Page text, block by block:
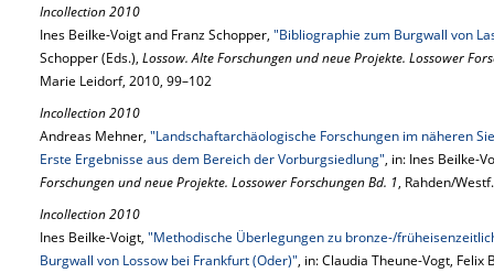
Incollection 2010
Ines Beilke-Voigt and Franz Schopper, "Bibliographie zum Burgwall von
Schopper (Eds.), Lossow. Alte Forschungen und neue Projekte. Lossower
Marie Leidorf, 2010, 99–102
Incollection 2010
Andreas Mehner, "Landschaftarchäologische Forschungen im näheren
Erste Ergebnisse aus dem Bereich der Vorburgsiedlung", in: Ines Beilke-
Forschungen und neue Projekte. Lossower Forschungen Bd. 1, Rahden/
Incollection 2010
Ines Beilke-Voigt, "Methodische Überlegungen zu bronze-/
Burgwall von Lossow bei Frankfurt (Oder)", in: Claudia Theune-Vogt, Felix